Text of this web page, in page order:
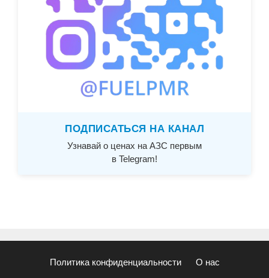
ПОДПИСАТЬСЯ НА КАНАЛ
Узнавай о ценах на АЗС первым
в Telegram!
Политика конфиденциальности О нас